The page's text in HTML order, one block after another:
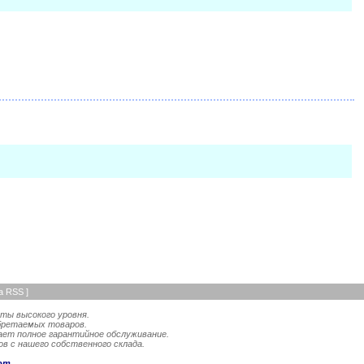
RSS]
высокого уровня.
товаров.
полное гарантийное обслуживание.
с нашего собственного склада.